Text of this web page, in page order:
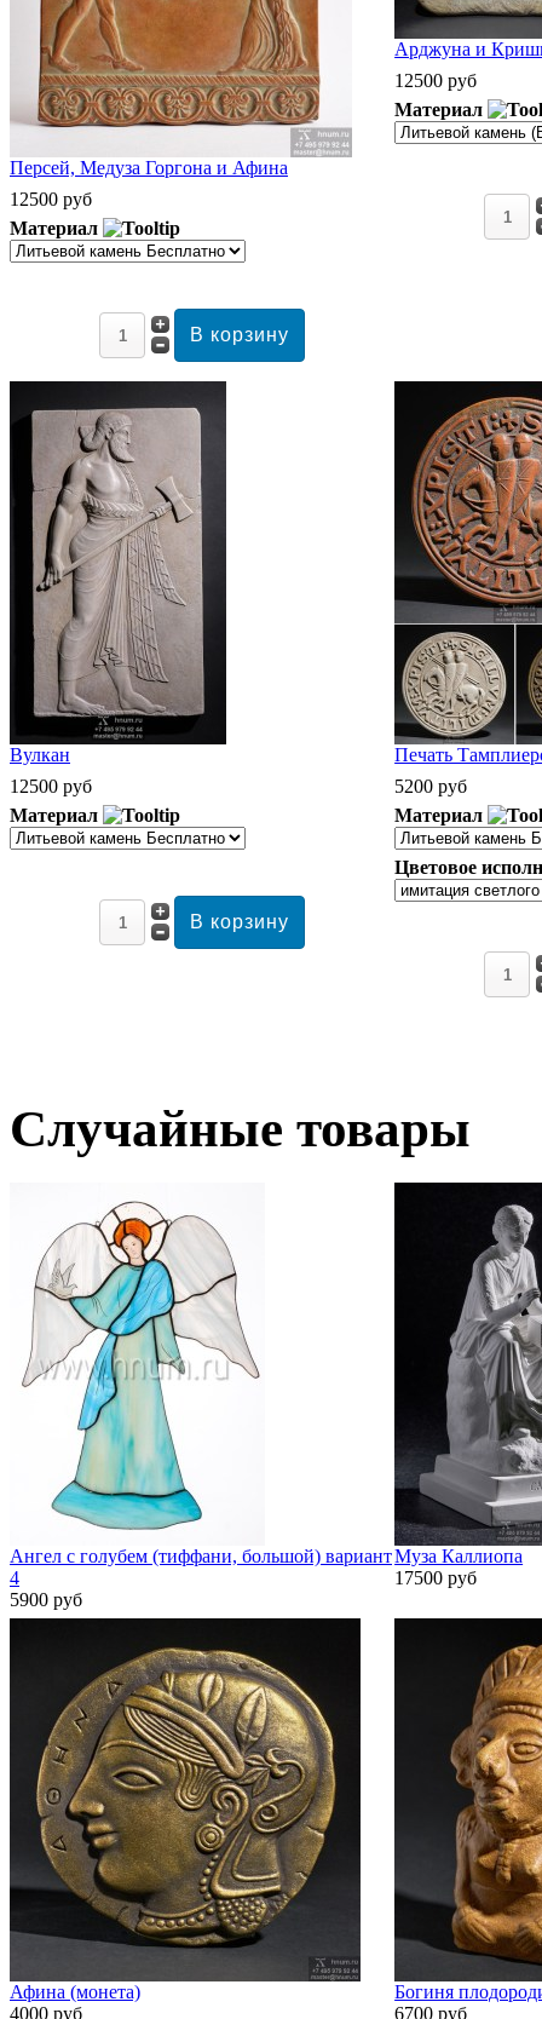
Персей, Медуза Горгона и Афина
12500 руб
Материал
Арджуна и
12500 руб
Материал
Вулкан
12500 руб
Материал
Печать
5200 руб
Материал
Цветовое
Случайные товары
Ангел с голубем (тиффани, большой) вариант
4
5900 руб
Муза Каллиопа
17500 руб
Афина (монета)
4000 руб
Богиня
6700 руб